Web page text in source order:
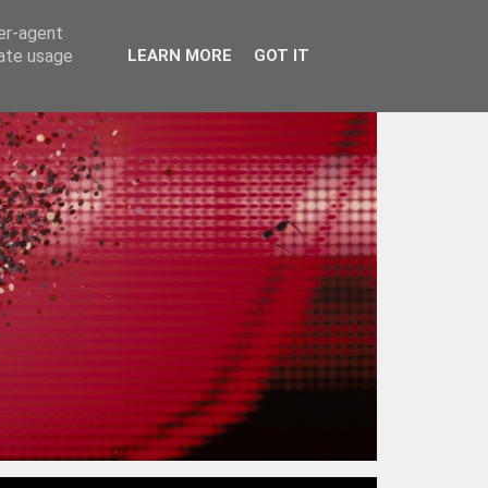
agent
usage
LEARN MORE GOT IT